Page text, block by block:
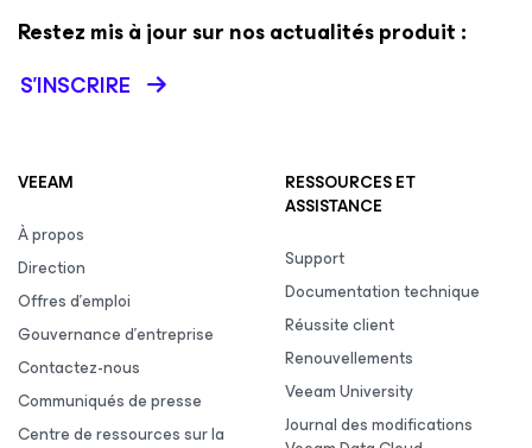
Restez mis à jour sur nos actualités produit :
S’INSCRIRE
VEEAM
À propos
Direction
Offres d’emploi
Gouvernance d’entreprise
Contactez-nous
Communiqués de presse
Centre de ressources sur la
RESSOURCES ET
ASSISTANCE
Support
Documentation technique
Réussite client
Renouvellements
Veeam University
Journal des modifications